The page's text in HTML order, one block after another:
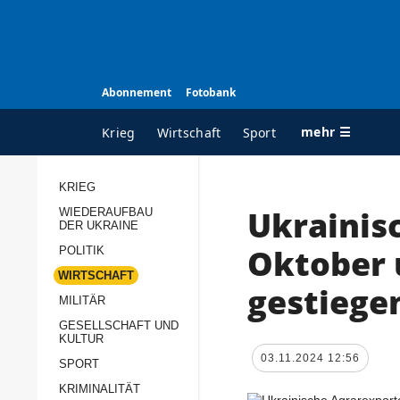
Abonnement Fotobank
Krieg Wirtschaft Sport mehr ☰
ALLE RUBRIKEN
Wiederaufbau der
Politik
Militär
KRIEG
WIEDERAUFBAU
DER UKRAINE
POLITIK
WIRTSCHAFT
MILITÄR
GESELLSCHAFT UND
KULTUR
SPORT
KRIMINALITÄT
Oktober
03.11.2024 12:56